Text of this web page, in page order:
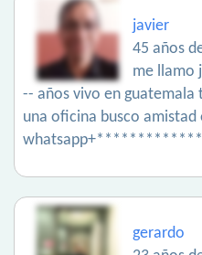
javier
45 años
me llamo
-- años vivo en
una oficina busco amistad
whatsapp+*************
gerardo